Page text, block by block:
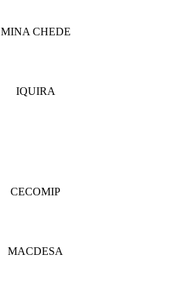
MINA CHEDE
IQUIRA
CECOMIP
MACDESA